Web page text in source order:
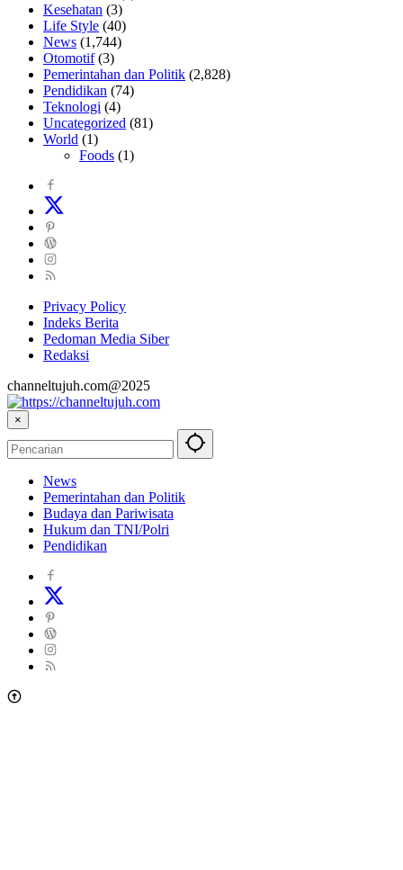
Kesehatan (3)
Life Style (40)
News (1,744)
Otomotif(3)
Pemerintahan dan Politik (2,828)
Pendidikan (74)
Teknologi (4)
Uncategorized (81)
World (1)
Foods (1)
Privacy Policy
Indeks Berita
Pedoman Media Siber
Redaksi
channeltujuh.com@2025
×
News
Pemerintahan dan Politik
Budaya dan Pariwisata
Hukum dan TNI/Polri
Pendidikan